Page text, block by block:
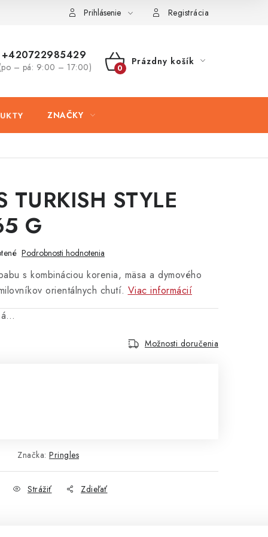
Prihlásenie Registrácia
– pá: 9:00 – 17:00)
NÁKUPNÝ
Prázdny košík
ZNAČKY
TURKISH STYLE
G
Podrobnosti hodnotenia
s kombináciou korenia, mäsa a dymového
orientálnych chutí. Viac informácií
Možnosti doručenia
Značka: Pringles
Strážiť Zdieľať